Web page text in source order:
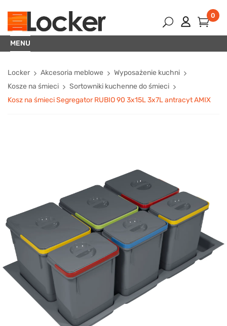
0
MENU
Locker Akcesoria meblowe
Wyposażenie kuchni
Kosze na śmieci
Sortowniki kuchenne do śmieci
Kosz na śmieci Segregator RUBIO 90 3x15L 3x7L antracyt AMIX